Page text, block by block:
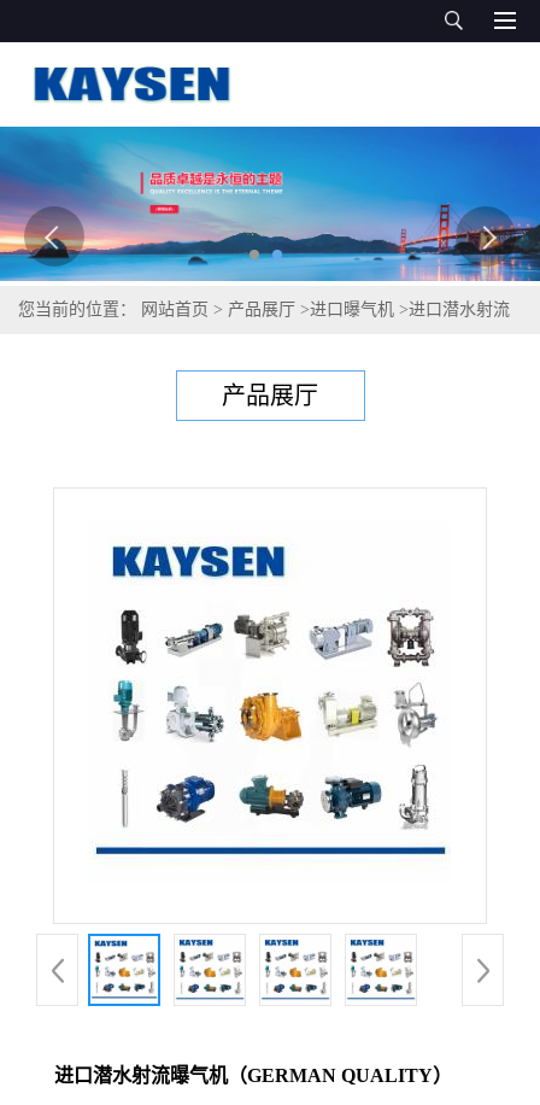
您当前的位置： 网站首页 > 产品展厅 >进口曝气机 >进口潜水射流
产品展厅
进口潜水射流曝气机（GERMAN QUALITY）